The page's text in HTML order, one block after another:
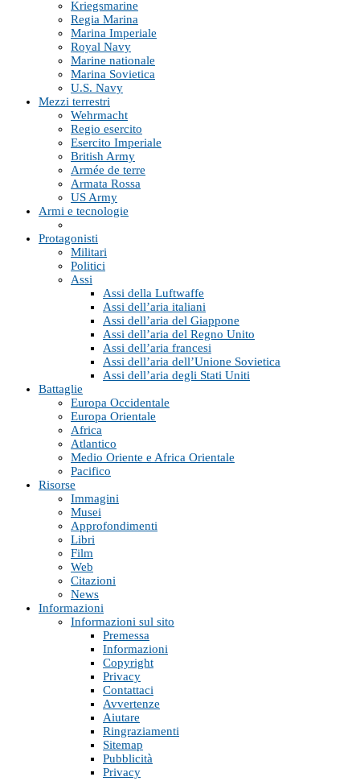
Kriegsmarine
Regia Marina
Marina Imperiale
Royal Navy
Marine nationale
Marina Sovietica
U.S. Navy
Mezzi terrestri
Wehrmacht
Regio esercito
Esercito Imperiale
British Army
Armée de terre
Armata Rossa
US Army
Armi e tecnologie
Protagonisti
Militari
Politici
Assi
Assi della Luftwaffe
Assi dell’aria italiani
Assi dell’aria del Giappone
Assi dell’aria del Regno Unito
Assi dell’aria francesi
Assi dell’aria dell’Unione Sovietica
Assi dell’aria degli Stati Uniti
Battaglie
Europa Occidentale
Europa Orientale
Africa
Atlantico
Medio Oriente e Africa Orientale
Pacifico
Risorse
Immagini
Musei
Approfondimenti
Libri
Film
Web
Citazioni
News
Informazioni
Informazioni sul sito
Premessa
Informazioni
Copyright
Privacy
Contattaci
Avvertenze
Aiutare
Ringraziamenti
Sitemap
Pubblicità
Privacy